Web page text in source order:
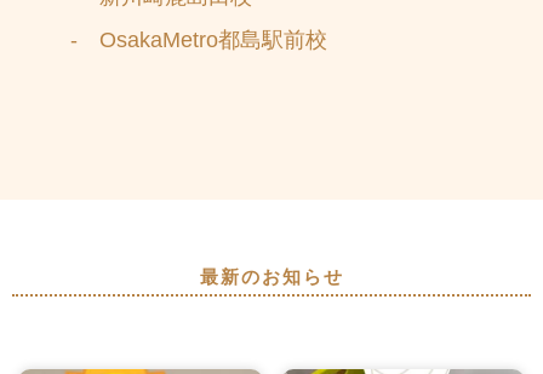
- OsakaMetro都島駅前校
最新のお知らせ